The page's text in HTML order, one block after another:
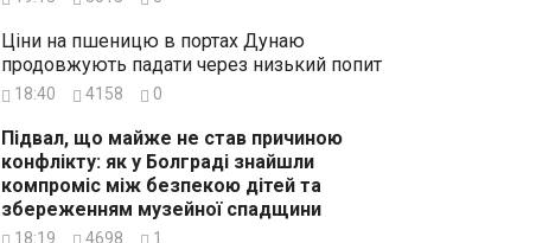
Ціни на пшеницю в портах Дунаю
продовжують падати через низький попит
18:40 4158 0
Підвал, що майже не став причиною
конфлікту: як у Болграді знайшли
компроміс між безпекою дітей та
збереженням музейної спадщини
18:19 4698 1